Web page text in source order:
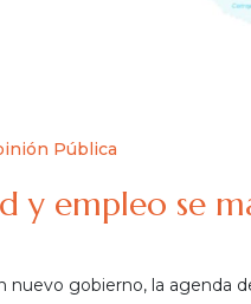
Pública
y empleo se
nuevo gobierno, la agenda